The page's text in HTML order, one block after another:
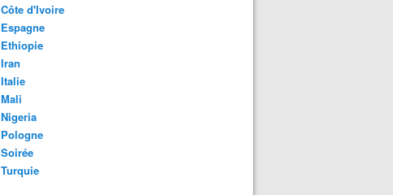
Côte d'Ivoire
Espagne
Ethiopie
Iran
Italie
Mali
Nigeria
Pologne
Soirée
Turquie